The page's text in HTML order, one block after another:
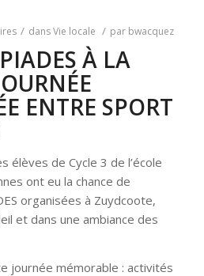
/ dansVie locale / par bwacquez
À LA
ENTRE SPORT
élèves de Cycle 3 de l’école
ont eu la chance de
organisées à Zuydcoote,
et dans une ambiance des
journée mémorable : activités